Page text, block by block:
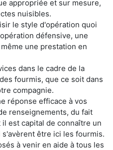
appropriée et sur mesure,
nuisibles.
le style d'opération quoi
défensive, une
une prestation en
dans le cadre de la
fourmis, que ce soit dans
compagnie.
réponse efficace à vos
renseignements, du fait
est capital de connaître un
être ici les fourmis.
à venir en aide à tous les